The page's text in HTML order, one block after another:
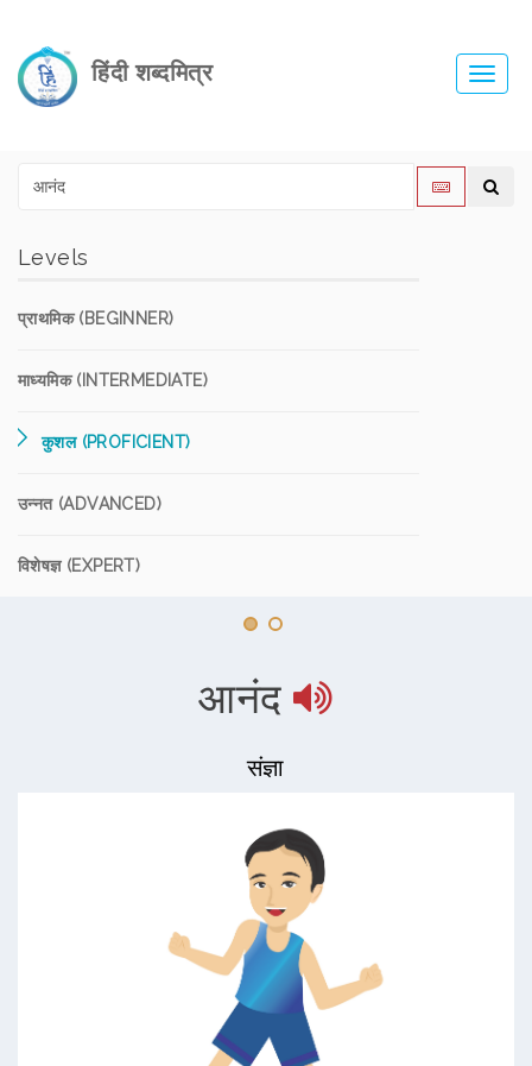
हिंदी शब्दमित्र
Levels
प्राथमिक (BEGINNER)
माध्यमिक (INTERMEDIATE)
कुशल (PROFICIENT)
उन्नत (ADVANCED)
विशेषज्ञ (EXPERT)
आनंद
संज्ञा